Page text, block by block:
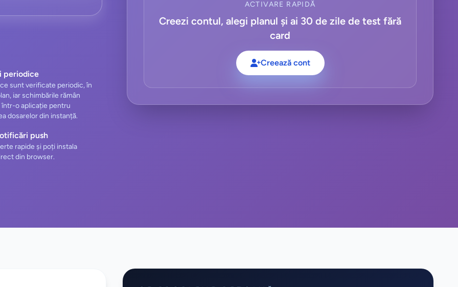
periodice
sunt verificate periodic, în
iar schimbările rămân
o aplicație pentru
dosarelor din instanță.
push
rapide și poți instala
din browser.
ACTIVARE RAPIDĂ
Creezi contul, alegi planul și ai 30 de zile de test fără
card
Creează cont